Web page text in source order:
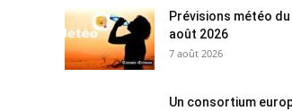
Prévisions météo
août 2026
7 août 2026
Un consortium